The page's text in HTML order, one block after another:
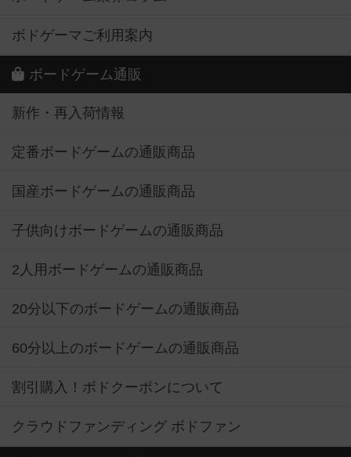
ボドゲーマご利用案内
ボードゲーム通販
新作・再入荷情報
定番ボードゲームの通販商品
国産ボードゲームの通販商品
子供向けボードゲームの通販商品
2人用ボードゲームの通販商品
20分以下のボードゲームの通販商品
60分以上のボードゲームの通販商品
割引購入！ボドクーポンについて
クラウドファンディング ボドファン